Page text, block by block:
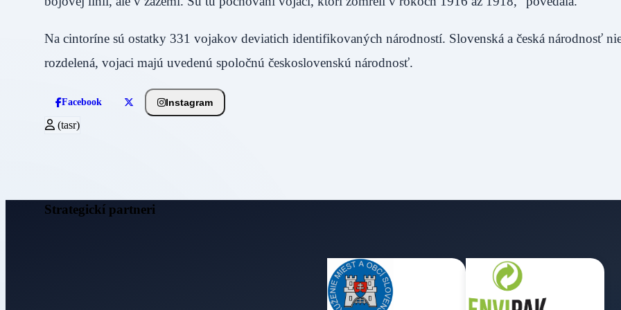
Na cintoríne sú ostatky 331 vojakov deviatich identifikovaných národností. Slovenská a česká národnosť
rozdelená, vojaci majú uvedenú spoločnú československú národnosť.
Facebook Instagram
(tasr)
Strategickí partneri